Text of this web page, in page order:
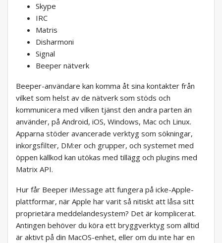
Skype
IRC
Matris
Disharmoni
Signal
Beeper nätverk
Beeper-användare kan komma åt sina kontakter från
vilket som helst av de nätverk som stöds och
kommunicera med vilken tjänst den andra parten än
använder, på Android, iOS, Windows, Mac och Linux.
Apparna stöder avancerade verktyg som sökningar,
inkorgsfilter, DM:er och grupper, och systemet med
öppen källkod kan utökas med tillägg och plugins med
Matrix API.
Hur får Beeper iMessage att fungera på icke-Apple-
plattformar, när Apple har varit så nitiskt att låsa sitt
proprietära meddelandesystem? Det är komplicerat.
Antingen behöver du köra ett bryggverktyg som alltid
är aktivt på din MacOS-enhet, eller om du inte har en